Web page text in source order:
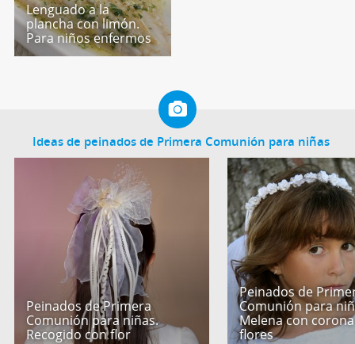
Lenguado a la
plancha con limón.
Para niños enfermos
Ideas de peinados de Primera Comunión para niñas
Peinados de Primera
Comunión para niñas.
Recogido con flor
Peinados de
Comunión para
Melena con
flores